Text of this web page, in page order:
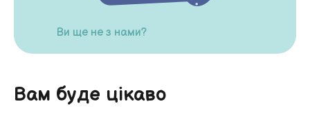
Ви ще не з нами?
Вам буде цікаво